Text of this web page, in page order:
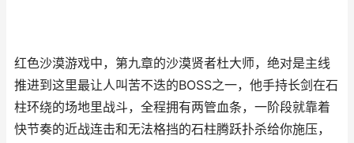
红色沙漠游戏中，第九章的沙漠贤者杜大师，绝对是主线
推进到这里最让人叫苦不迭的BOSS之一，他手持长剑在石
柱环绕的场地里战斗，全程拥有两管血条，一阶段就靠着
快节奏的近战连击和无法格挡的石柱腾跃扑杀给你施压，